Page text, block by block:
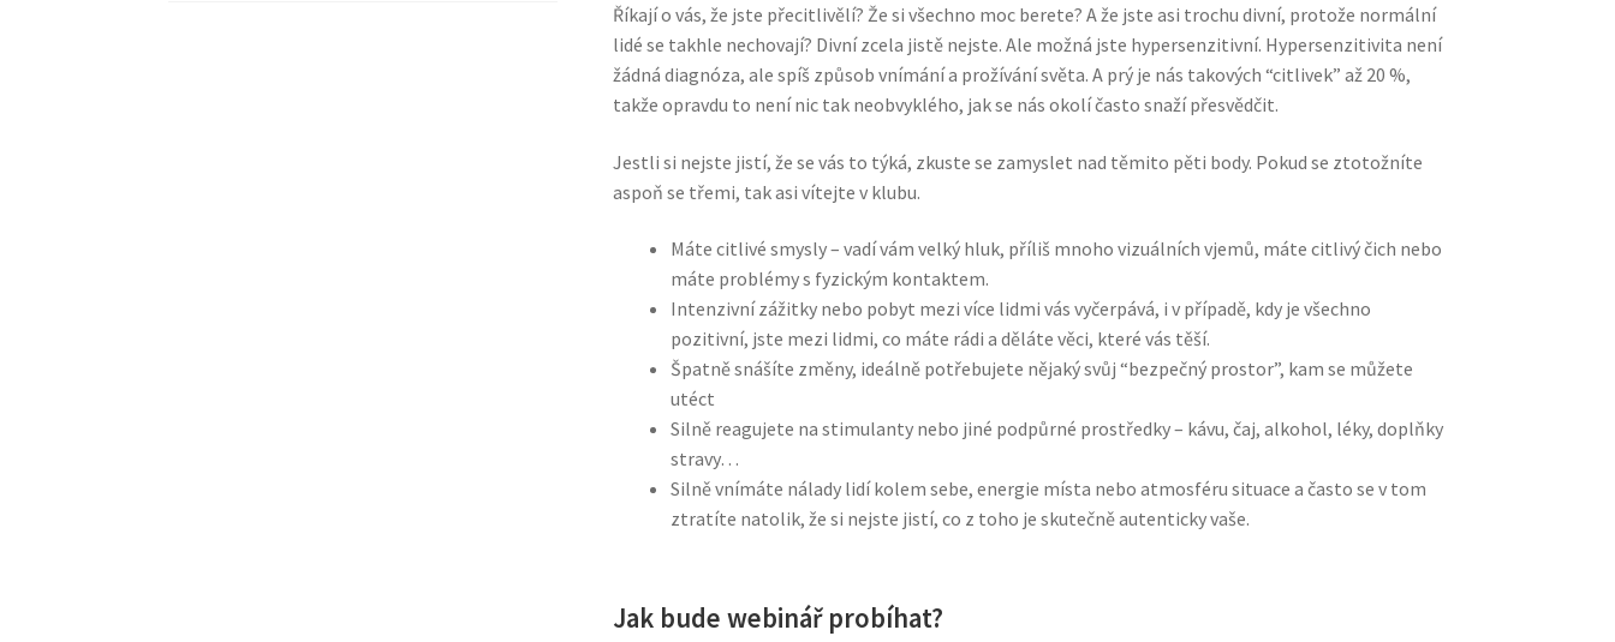
Říkají o vás, že jste přecitlivělí? Že si všechno moc berete? A že jste asi trochu divní, protože normální
lidé se takhle nechovají? Divní zcela jistě nejste. Ale možná jste hypersenzitivní. Hypersenzitivita není
žádná diagnóza, ale spíš způsob vnímání a prožívání světa. A prý je nás takových “citlivek” až 20 %,
takže opravdu to není nic tak neobvyklého, jak se nás okolí často snaží přesvědčit.
Jestli si nejste jistí, že se vás to týká, zkuste se zamyslet nad těmito pěti body. Pokud se ztotožníte
aspoň se třemi, tak asi vítejte v klubu.
Máte citlivé smysly – vadí vám velký hluk, příliš mnoho vizuálních vjemů, máte citlivý čich nebo
máte problémy s fyzickým kontaktem.
Intenzivní zážitky nebo pobyt mezi více lidmi vás vyčerpává, i v případě, kdy je všechno
pozitivní, jste mezi lidmi, co máte rádi a děláte věci, které vás těší.
Špatně snášíte změny, ideálně potřebujete nějaký svůj “bezpečný prostor”, kam se můžete
utéct
Silně reagujete na stimulanty nebo jiné podpůrné prostředky – kávu, čaj, alkohol, léky, doplňky
stravy…
Silně vnímáte nálady lidí kolem sebe, energie místa nebo atmosféru situace a často se v tom
ztratíte natolik, že si nejste jistí, co z toho je skutečně autenticky vaše.
Jak bude webinář probíhat?